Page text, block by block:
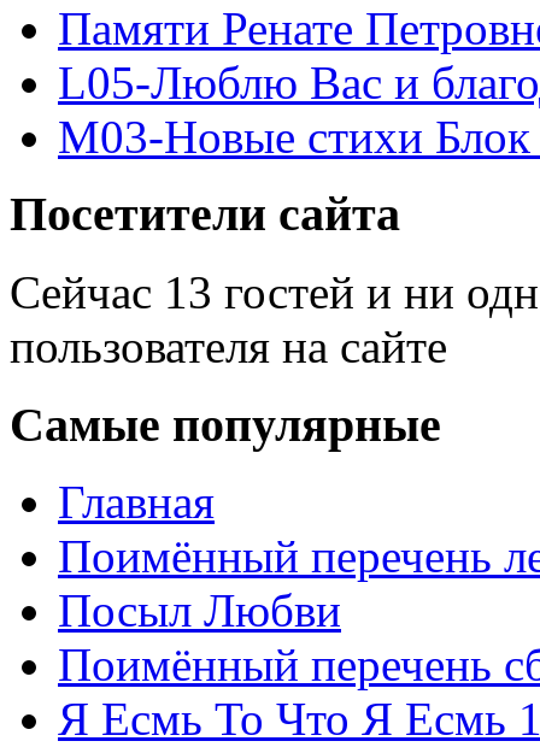
Памяти Ренате
L05-Люблю Вас и
M03-Новые стихи Блок
Посетители сайта
Сейчас 13 гостей и ни
пользователя на сайте
Самые популярные
Главная
Поимённый перечень
Посыл Любви
Поимённый перечень
Я Есмь То Что Я Есмь